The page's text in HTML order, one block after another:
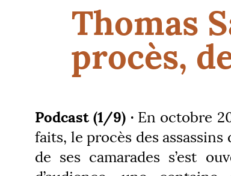
Thomas
procès,
Podcast (1/9) ·En octobre
faits, le procès des assassins
de ses camarades s’est